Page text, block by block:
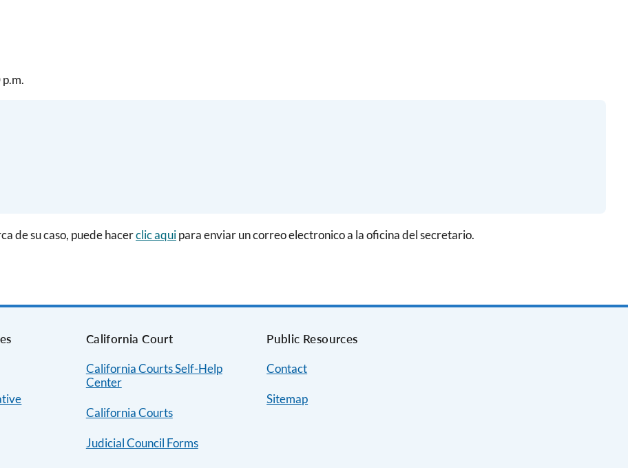
de su caso, puede hacerclic aquipara enviar un correo electronico a la oficina del secretario.
California Court
California Courts Self-Help
Center
California Courts
Judicial Council Forms
Public Resources
Contact
Sitemap